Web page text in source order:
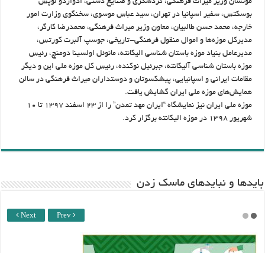
مونسان وزیر میراث فرهنگی، گردشگری و صنایع دستی، ادواردو لوپس
بوسکتس، سفیر اسپانیا در تهران، سید عباس موسوی، سخنگوی وزارت امور
خارجه، محمد حسن طالبیان، معاون وزیر میراث فرهنگی، محمدرضا کارگر،
مدیرکل موزه‌ها و اموال منقول فرهنگی-تاریخی، جوسپ آلبرت کورتس،
مدیرعامل بنیاد موزه باستان شناسی الیکانته، مانوئل اولسینا دومنچ، رئیس
موزه باستان شناسی آلیکانته، جبرئیل نوکنده، رئیس کل موزه ملی این و دیگر
مقامات ایرانی و اسپانیایی، پیشکسوتان و دوستداران میراث فرهنگی در سالن
همایش‌های موزه ملی ایران گشایش یافت.
موزه ملی ایران نیز نمایشگاه “ایران مهد تمدن” را از ۲۳ اسفند ۱۳۹۷ تا ۱۰
شهریور ۱۳۹۸ در موزه الیکانته برگزار کرد.
باید‌ها و نبایدهای ماسک زدن
Next Prev